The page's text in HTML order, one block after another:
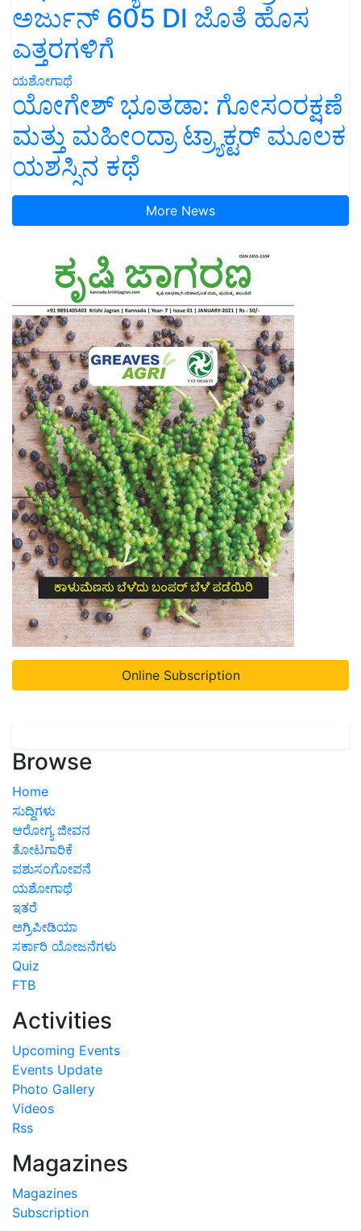
ಅರ್ಜುನ್ 605 DI ಜೊತೆ ಹೊಸ
ಎತ್ತರಗಳಿಗೆ
ಯಶೋಗಾಥೆ
ಯೋಗೇಶ್ ಭೂತಡಾ: ಗೋಸಂರಕ್ಷಣೆ
ಮತ್ತು ಮಹೀಂದ್ರಾ ಟ್ರ್ಯಾಕ್ಟರ್ ಮೂಲಕ
ಯಶಸ್ಸಿನ ಕಥೆ
More News
Online Subscription
Browse
Home
ಸುದ್ದಿಗಳು
ಆರೋಗ್ಯ ಜೀವನ
ತೋಟಗಾರಿಕೆ
ಪಶುಸಂಗೋಪನೆ
ಯಶೋಗಾಥೆ
ಇತರೆ
ಅಗ್ರಿಪೀಡಿಯಾ
ಸರ್ಕಾರಿ ಯೋಜನೆಗಳು
Quiz
FTB
Activities
Upcoming Events
Events Update
Photo Gallery
Videos
Rss
Magazines
Magazines
Subscription